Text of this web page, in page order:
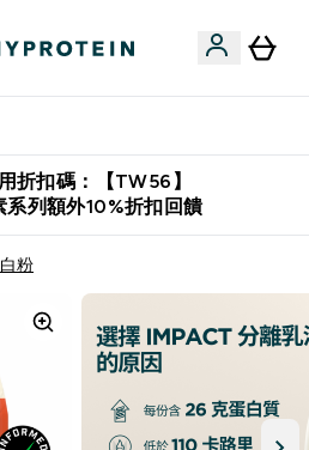
折扣碼：【TW56】
系列額外10%折扣回饋
粉